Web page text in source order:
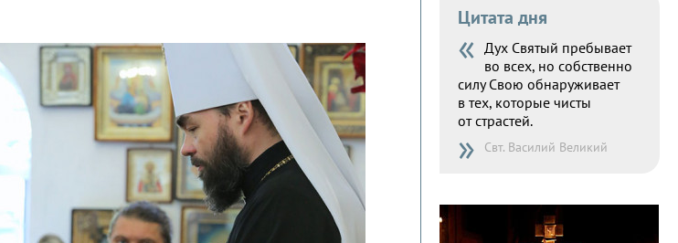
Цитата дня
« Дух Святый пребывает
во всех, но собственно
силу Свою обнаруживает
в тех, которые чисты
от страстей.
» Свт. Василий Великий